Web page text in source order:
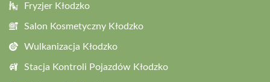
Fryzjer Kłodzko
Salon Kosmetyczny Kłodzko
Wulkanizacja Kłodzko
Stacja Kontroli Pojazdów Kłodzko